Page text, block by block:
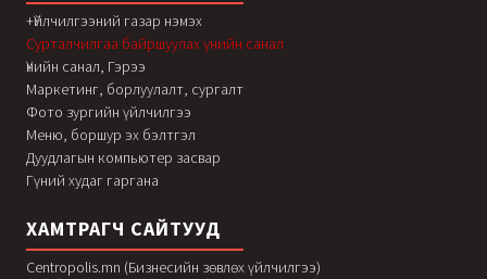
+Үйлчилгээний газар нэмэх
Сурталчилгаа байршуулах үнийн санал
Үнийн санал, Гэрээ
Маркетинг, борлуулалт, сургалт
Фото зургийн үйлчилгээ
Меню, боршур эх бэлтгэл
Дуудлагын компьютер засвар
Гүний худаг гаргана
ХАМТРАГЧ САЙТУУД
Centropolis.mn (Бизнесийн зөвлөх үйлчилгээ)